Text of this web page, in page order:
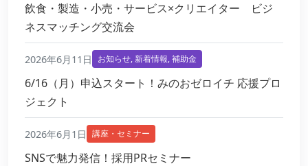
飲食・製造・小売・サービス×クリエイター ビジ
ネスマッチング交流会
2026年6月11日 お知らせ, 新着情報,補助金
6/16（月）申込スタート！みのおゼロイチ 応援プロ
ジェクト
2026年6月1日 講座・セミナー
SNSで魅力発信！採用PRセミナー